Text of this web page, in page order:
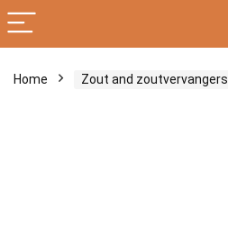
Home Zout and zoutvervangers